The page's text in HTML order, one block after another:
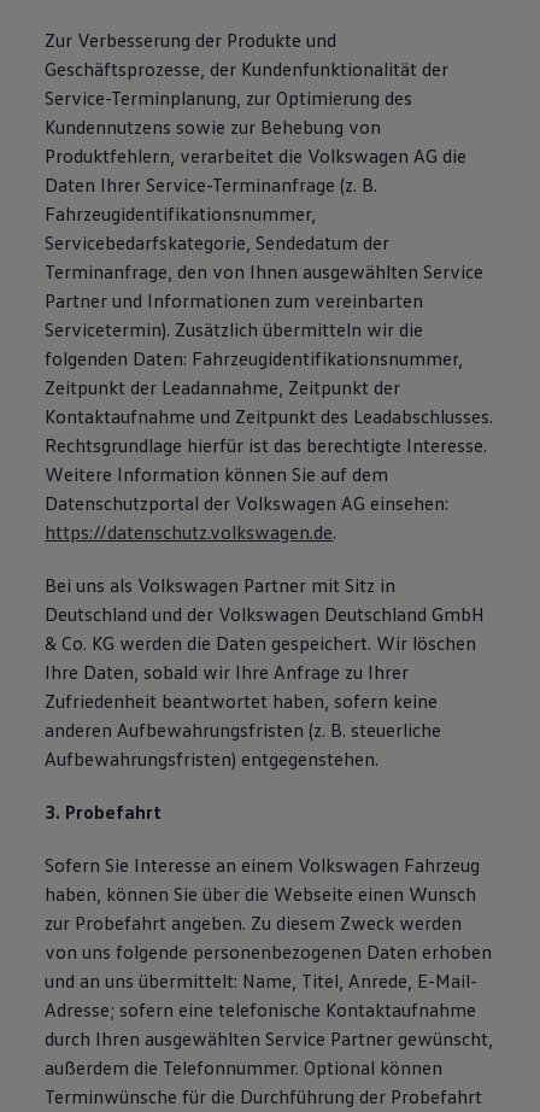
Zur Verbesserung der Produkte und
Geschäftsprozesse, der Kundenfunktionalität der
Service-Terminplanung, zur Optimierung des
Kundennutzens sowie zur Behebung von
Produktfehlern, verarbeitet die Volkswagen AG die
Daten Ihrer Service-Terminanfrage (z. B.
Fahrzeugidentifikationsnummer,
Servicebedarfskategorie, Sendedatum der
Terminanfrage, den von Ihnen ausgewählten Service
Partner und Informationen zum vereinbarten
Servicetermin). Zusätzlich übermitteln wir die
folgenden Daten: Fahrzeugidentifikationsnummer,
Zeitpunkt der Leadannahme, Zeitpunkt der
Kontaktaufnahme und Zeitpunkt des Leadabschlusses.
Rechtsgrundlage hierfür ist das berechtigte Interesse.
Weitere Information können Sie auf dem
Datenschutzportal der Volkswagen AG einsehen:
https://datenschutz.volkswagen.de.
Bei uns als Volkswagen Partner mit Sitz in
Deutschland und der Volkswagen Deutschland GmbH
& Co. KG werden die Daten gespeichert. Wir löschen
Ihre Daten, sobald wir Ihre Anfrage zu Ihrer
Zufriedenheit beantwortet haben, sofern keine
anderen Aufbewahrungsfristen (z. B. steuerliche
Aufbewahrungsfristen) entgegenstehen.
3. Probefahrt
Sofern Sie Interesse an einem Volkswagen Fahrzeug
haben, können Sie über die Webseite einen Wunsch
zur Probefahrt angeben. Zu diesem Zweck werden
von uns folgende personenbezogenen Daten erhoben
und an uns übermittelt: Name, Titel, Anrede, E-Mail-
Adresse; sofern eine telefonische Kontaktaufnahme
durch Ihren ausgewählten Service Partner gewünscht,
außerdem die Telefonnummer. Optional können
Terminwünsche für die Durchführung der Probefahrt